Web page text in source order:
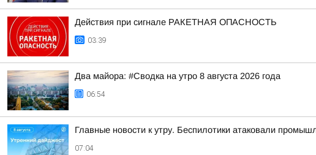
Действия при сигнале РАКЕТНАЯ ОПАСНОСТЬ
03:39
Два майора: #Сводка на утро 8 августа 2026 года
06:54
Главные новости к утру. Беспилотики атаковали
07:04